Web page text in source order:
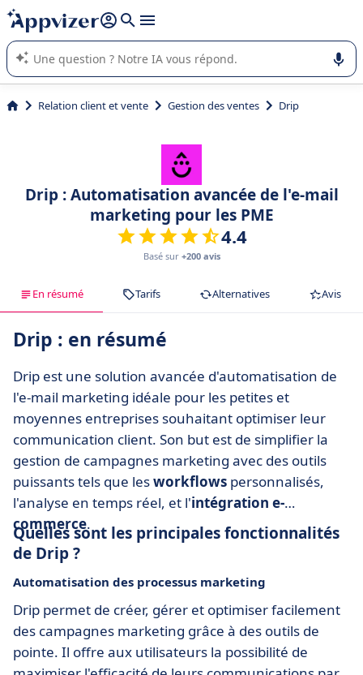
répondre (plusieurs lignes avec
L'IA de Appvizer vous guide dans l'utilisation ou la sélection de
logiciel SaaS en entreprise.
Relation client et vente Gestion des ventes Drip
Drip : Automatisation avancée de l'e-mail
marketing pour les PME
4.4
Basé sur +200 avis
En résumé Tarifs Alternatives Avis
Drip : en résumé
Drip est une solution avancée d'automatisation de
l'e-mail marketing idéale pour les petites et
moyennes entreprises souhaitant optimiser leur
communication client. Son but est de simplifier la
gestion de campagnes marketing avec des outils
puissants tels que lesworkflows personnalisés,
l'analyse en temps réel, et l'intégration e-
commerce.
Quelles sont les principales fonctionnalités
de Drip ?
Automatisation des processus marketing
Drip permet de créer, gérer et optimiser facilement
des campagnes marketing grâce à des outils de
pointe. Il offre aux utilisateurs la possibilité de